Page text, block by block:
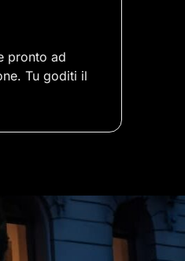
pronto ad
Tu goditi il